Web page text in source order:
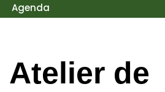
Agenda
Atelier de